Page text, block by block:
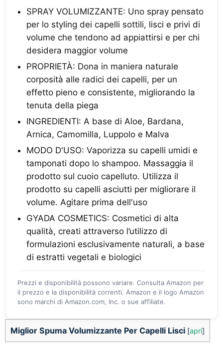
SPRAY VOLUMIZZANTE: Uno spray pensato
per lo styling dei capelli sottili, lisci e privi di
volume che tendono ad appiattirsi e per chi
desidera maggior volume
PROPRIETÀ: Dona in maniera naturale
corposità alle radici dei capelli, per un
effetto pieno e consistente, migliorando la
tenuta della piega
INGREDIENTI: A base di Aloe, Bardana,
Arnica, Camomilla, Luppolo e Malva
MODO D'USO: Vaporizza su capelli umidi e
tamponati dopo lo shampoo. Massaggia il
prodotto sul cuoio capelluto. Utilizza il
prodotto su capelli asciutti per migliorare il
volume. Agitare prima dell'uso
GYADA COSMETICS: Cosmetici di alta
qualità, creati attraverso l’utilizzo di
formulazioni esclusivamente naturali, a base
di estratti vegetali e biologici
Prezzi e disponibilità possono variare. Consulta Amazon per
il prezzo e la disponibilità correnti. Amazon e il logo Amazon
sono marchi di Amazon.com, Inc. o sue affiliate.
Miglior Spuma Volumizzante Per Capelli Lisci [apri]